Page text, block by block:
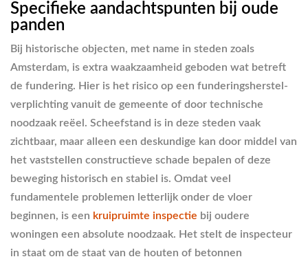
Specifieke aandachtspunten bij oude
panden
Bij historische objecten, met name in steden zoals
Amsterdam, is extra waakzaamheid geboden wat betreft
de fundering. Hier is het risico op een funderingsherstel-
verplichting vanuit de gemeente of door technische
noodzaak reëel. Scheefstand is in deze steden vaak
zichtbaar, maar alleen een deskundige kan door middel van
het vaststellen constructieve schade bepalen of deze
beweging historisch en stabiel is. Omdat veel
fundamentele problemen letterlijk onder de vloer
beginnen, is een kruipruimte inspectie bij oudere
woningen een absolute noodzaak. Het stelt de inspecteur
in staat om de staat van de houten of betonnen